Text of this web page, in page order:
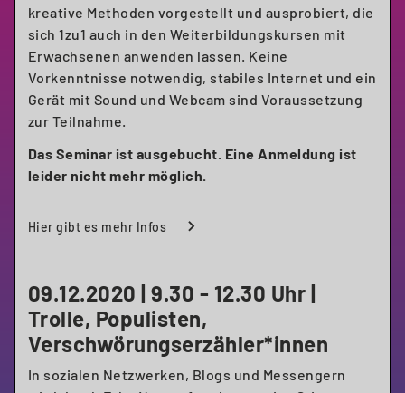
kreative Methoden vorgestellt und ausprobiert, die
sich 1zu1 auch in den Weiterbildungskursen mit
Erwachsenen anwenden lassen. Keine
Vorkenntnisse notwendig, stabiles Internet und ein
Gerät mit Sound und Webcam sind Voraussetzung
zur Teilnahme.
Das Seminar ist ausgebucht. Eine Anmeldung ist
leider nicht mehr möglich.
Hier gibt es mehr Infos
09.12.2020 | 9.30 - 12.30 Uhr |
Trolle, Populisten,
Verschwörungserzähler*innen
In sozialen Netzwerken, Blogs und Messengern